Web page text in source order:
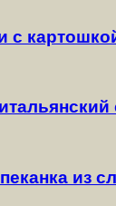
с
из